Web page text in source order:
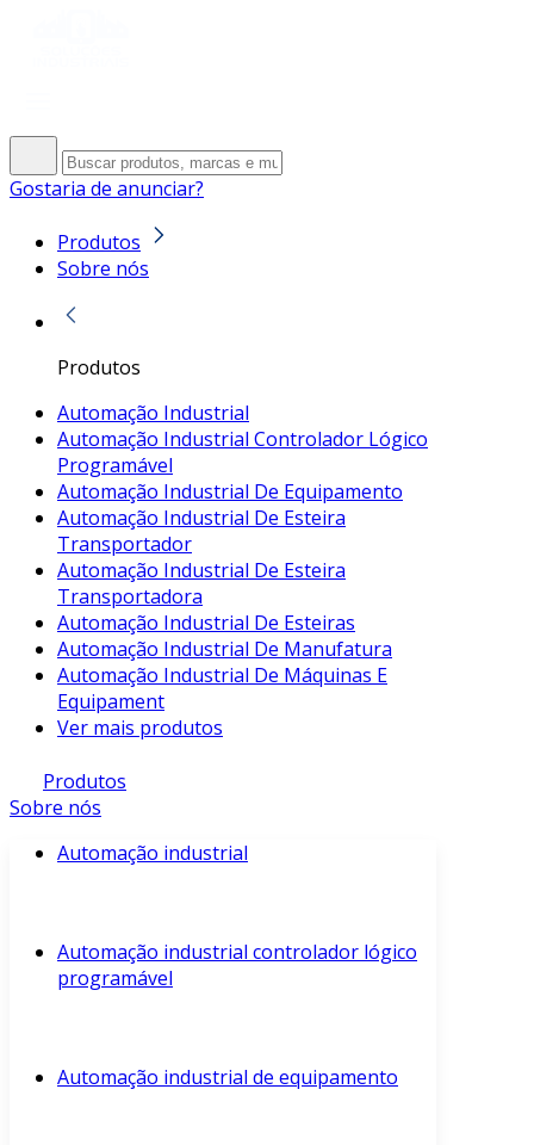
Gostaria de anunciar?
Produtos
Sobre nós
Produtos
Automação Industrial
Automação Industrial Controlador Lógico
Programável
Automação Industrial De Equipamento
Automação Industrial De Esteira
Transportador
Automação Industrial De Esteira
Transportadora
Automação Industrial De Esteiras
Automação Industrial De Manufatura
Automação Industrial De Máquinas E
Equipament
Ver mais produtos
Produtos
Sobre nós
Automação industrial
Automação industrial controlador lógico
programável
Automação industrial de equipamento